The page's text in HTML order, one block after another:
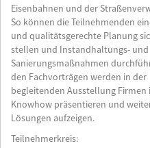
Eisenbahnen und der
So können die Teilnehmenden
und qualitätsgerechte Planung
stellen und Instandhaltungs- und
Sanierungsmaßnahmen
den Fachvorträgen werden in der
begleitenden Ausstellung Firmen
Knowhow präsentieren und
Lösungen aufzeigen.
Teilnehmerkreis: